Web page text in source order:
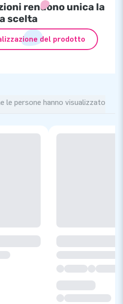
rendono unica la
scelta
del prodotto
le persone hanno visualizzato